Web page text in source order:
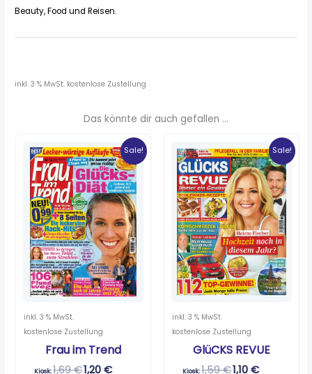
Beauty, Food und Reisen.
inkl. 3 % MwSt. kostenlose Zustellung
Das könnte dir auch gefallen …
Sale!
inkl. 3 % MwSt.
kostenlose Zustellung
Frau im Trend
Kiosk:1,69€
Ursprünglicher
Preis
war:
1,69 €
1,20€
Aktueller
Preis
ist:
1,20 €.
Sale!
inkl. 3 % MwSt.
kostenlose Zustellung
GlüCKS REVUE
Kiosk:1,59€
Ursprünglicher
war:
1,59 €
1,10€
Aktueller
Preis
ist:
1,10 €.